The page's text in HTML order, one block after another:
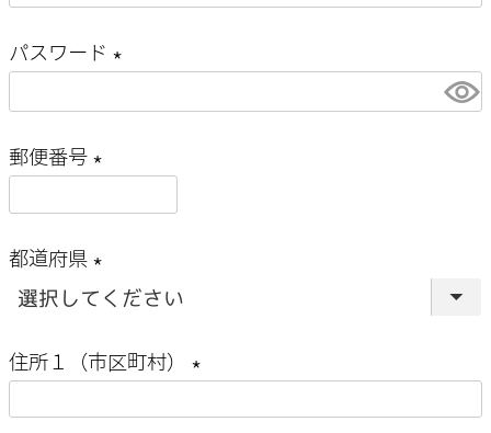
)
須
)
パスワード
須
)
郵便番号
都道府県
(
須
)
住所１（市区町村）